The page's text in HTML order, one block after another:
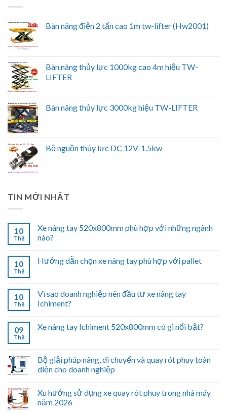
Bàn nâng điện 2 tấn cao 1m tw-lifter (Hw2001)
Bàn nâng thủy lực 1000kg cao 4m hiệu TW-
LIFTER
Bàn nâng thủy lực 3000kg hiệu TW-LIFTER
Bộ nguồn thủy lực DC 12V-1.5kw
TIN MỚI NHẤT
10
Th8
Xe nâng tay 520x800mm phù hợp với những ngành
nào?
10
Th8
Hướng dẫn chọn xe nâng tay phù hợp với pallet
10
Th8
Vì sao doanh nghiệp nên đầu tư xe nâng tay
Ichiment?
09
Th8
Xe nâng tay Ichiment 520x800mm có gì nổi bật?
Bộ giải pháp nâng, di chuyển và quay rót phuy toàn
diện cho doanh nghiệp
Xu hướng sử dụng xe quay rót phuy trong nhà máy
năm 2026